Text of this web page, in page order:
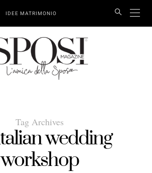
IDEE MATRIMONIO
Tag Archives
wedding
workshop